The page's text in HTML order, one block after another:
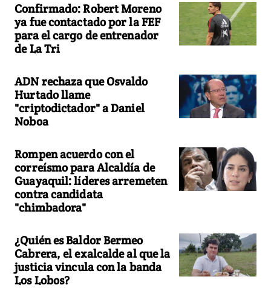
Confirmado: Robert Moreno
ya fue contactado por la FEF
para el cargo de entrenador
de La Tri
ADN rechaza que Osvaldo
Hurtado llame
"criptodictador" a Daniel
Noboa
Rompen acuerdo con el
correísmo para Alcaldía de
Guayaquil: líderes arremeten
contra candidata
"chimbadora"
¿Quién es Baldor Bermeo
Cabrera, el exalcalde al que la
justicia vincula con la banda
Los Lobos?